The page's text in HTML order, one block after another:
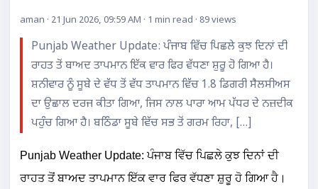
aman · 21 Jun 2026, 09:59 AM · 1 min read · 89 views
Punjab Weather Update: ਪੰਜਾਬ ਵਿੱਚ ਪਿਛਲੇ ਕੁਝ ਦਿਨਾਂ ਦੀ
ਰਾਹਤ ਤੋਂ ਬਾਅਦ ਤਾਪਮਾਨ ਇੱਕ ਵਾਰ ਫਿਰ ਵੱਧਣਾ ਸ਼ੁਰੂ ਹੋ ਗਿਆ ਹੈ।
ਸ਼ਨੀਵਾਰ ਨੂੰ ਸੂਬੇ ਦੇ ਵੱਧ ਤੋਂ ਵੱਧ ਤਾਪਮਾਨ ਵਿੱਚ 1.8 ਡਿਗਰੀ ਸੈਲਸੀਅਸ
ਦਾ ਉਛਾਲ ਦਰਜ ਕੀਤਾ ਗਿਆ, ਜਿਸ ਨਾਲ ਪਾਰਾ ਆਮ ਪੱਧਰ ਦੇ ਨਜ਼ਦੀਕ
ਪਹੁੰਚ ਗਿਆ ਹੈ। ਬਠਿੰਡਾ ਸੂਬੇ ਵਿੱਚ ਸਭ ਤੋਂ ਗਰਮ ਰਿਹਾ, […]
Punjab Weather Update: ਪੰਜਾਬ ਵਿੱਚ ਪਿਛਲੇ ਕੁਝ ਦਿਨਾਂ ਦੀ
ਰਾਹਤ ਤੋਂ ਬਾਅਦ ਤਾਪਮਾਨ ਇੱਕ ਵਾਰ ਫਿਰ ਵੱਧਣਾ ਸ਼ੁਰੂ ਹੋ ਗਿਆ ਹੈ।